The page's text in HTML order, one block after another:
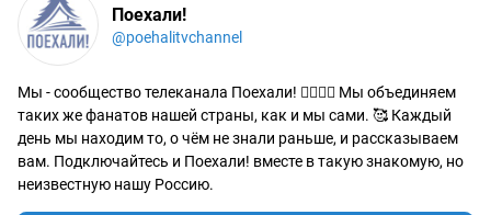
Поехали!
@poehalitvchannel
Мы - сообщество телеканала Поехали! 🙋‍♂️🙋‍♀️ Мы объединяем
таких же фанатов нашей страны, как и мы сами. 🥰 Каждый
день мы находим то, о чём не знали раньше, и рассказываем
вам. Подключайтесь и Поехали! вместе в такую знакомую, но
неизвестную нашу Россию.